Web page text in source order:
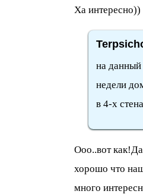
Ха интересно))
на
недели
в 4-х
Ооо..вот
хорошо что
много